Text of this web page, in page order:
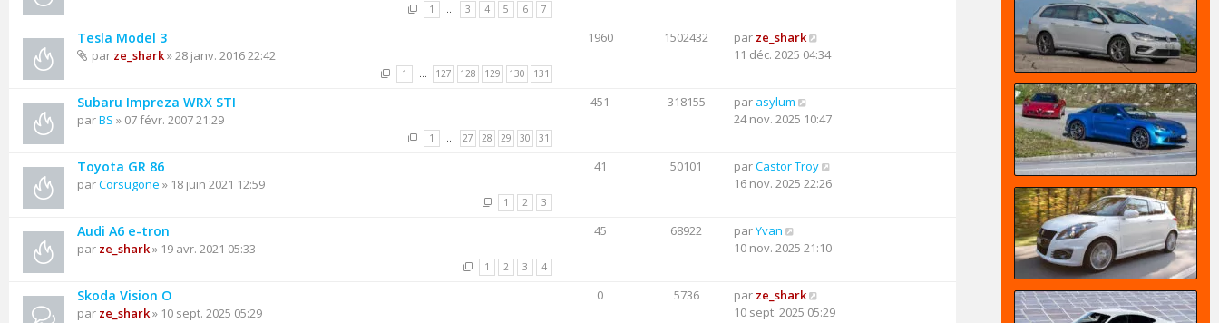
1 … 3 4 5 6 7
Tesla Model 3
par ze_shark» 28 janv. 2016 22:42
1 … 127 128 129 130 131
1960 1502432 par ze_shark
11 déc. 2025 04:34
Subaru Impreza WRX STI
parBS » 07 févr. 2007 21:29
1 … 27 28 29 30 31
451 318155 par asylum
24 nov. 2025 10:47
Toyota GR 86
parCorsugone » 18 juin 2021 12:59
1 2 3
41 50101 parCastor Troy
16 nov. 2025 22:26
Audi A6 e-tron
par ze_shark» 19 avr. 2021 05:33
1 2 3 4
45 68922 parYvan
10 nov. 2025 21:10
Skoda Vision O
par ze_shark» 10 sept. 2025 05:29
0 5736 par ze_shark
10 sept. 2025 05:29